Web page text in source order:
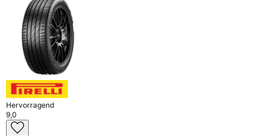
Hervorragend
9,0